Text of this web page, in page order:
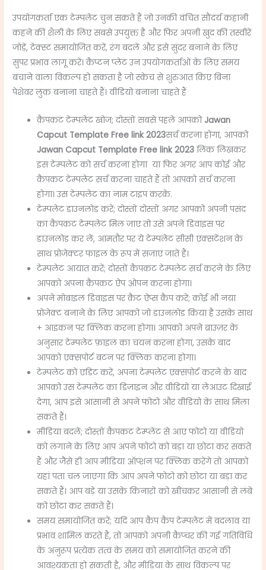
उपयोगकर्ता एक टेम्पलेट चुन सकते हैं जो उनकी वंचित सौंदर्य कहानी
कहने की शैली के लिए सबसे उपयुक्त है और फिर अपनी खुद की तस्वीरें
जोड़ें, टेक्स्ट समायोजित करें, रंग बदलें और इसे सुंदर बनाने के लिए
सुपर प्रभाव लागू करें।कैप्टन प्लेट उन उपयोगकर्ताओं के लिए समय
बचाने वाला विकल्प हो सकता है जो स्केच से शुरुआत किए बिना
पेशेवर लुक बनाना चाहते हैं।वीडियो बनाना चाहते हैं
कैपकट टेम्पलेट खोज;दोस्तों सबसे पहले आपको Jawan
Capcut Template Free link 2023सर्च करना होगा, आपको
Jawan Capcut Template Free link 2023 लिंक लिखकर
इस टेम्पलेट को सर्च करना होगा या फिर अगर आप कोई और
कैपकट टेम्पलेट सर्च करना चाहते हैं तो आपको सर्च करना
होगा। उस टेम्पलेट का नाम टाइप करके.
टेम्पलेट डाउनलोड करें;दोस्तों दोस्तों अगर आपको अपनी पसंद
का कैपकट टेम्पलेट मिल जाए तो उसे अपने डिवाइस पर
डाउनलोड कर लें, आमतौर पर ये टेम्पलेट सीसी एक्सटेंशन के
साथ प्रोजेक्टर फाइल के रूप में सजाए जाते हैं।
टेम्पलेट आयात करें;दोस्तों कैपकट टेम्पलेट सर्च करने के लिए
आपको अपना कैपकट ऐप ओपन करना होगा।
अपने मोबाइल डिवाइस पर कैट ऐप्स कैप करें;कोई भी नया
प्रोजेक्ट बनाने के लिए आपको जो डाउनलोड किया है उसके साथ
+ आइकन पर क्लिक करना होगा। आपको अपने ब्राउज़र के
अनुसार टेम्पलेट फ़ाइल का चयन करना होगा, उसके बाद
आपको एक्सपोर्ट बटन पर क्लिक करना होगा।
टेम्पलेट को एडिट करें, अपना टेम्पलेट एक्सपोर्ट करने के बाद
आपको उस टेम्पलेट का डिज़ाइन और वीडियो या लेआउट दिखाई
देगा, आप इसे आसानी से अपने फोटो और वीडियो के साथ मिला
सकते हैं।
मीडिया बदलें;दोस्तों कैपकट टेम्प्लेट से आए फोटो या वीडियो
को लगाने के लिए आप अपने फोटो को बड़ा या छोटा कर सकते
हैं और जैसे ही आप मीडिया ऑप्शन पर क्लिक करेंगे तो आपको
यहां पता चल जाएगा कि आप अपने फोटो को छोटा या बड़ा कर
सकते हैं। आप बड़े या उसके किनारों को खींचकर आसानी से लंबे
को छोटा कर सकते हैं।
समय समायोजित करें;यदि आप कैप कैप टेम्पलेट में बदलाव या
प्रभाव शामिल करते हैं, तो आपको अपनी कैप्चर की गई गतिविधि
के अनुरूप प्रत्येक तत्व के समय को समायोजित करने की
आवश्यकता हो सकती है, और मीडिया के साथ विकल्प पर